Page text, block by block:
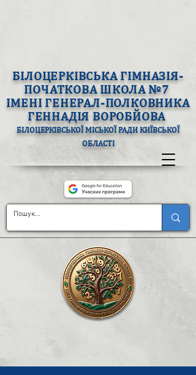
БІЛОЦЕРКІВСЬКА ГІМНАЗІЯ-
ПОЧАТКОВА ШКОЛА №7
ІМЕНІ ГЕНЕРАЛ-ПОЛКОВНИКА
ГЕННАДІЯ ВОРОБЙОВА
БІЛОЦЕРКІВСЬКОЇ МІСЬКОЇ РАДИ КИЇВСЬКОЇ
ОБЛАСТІ